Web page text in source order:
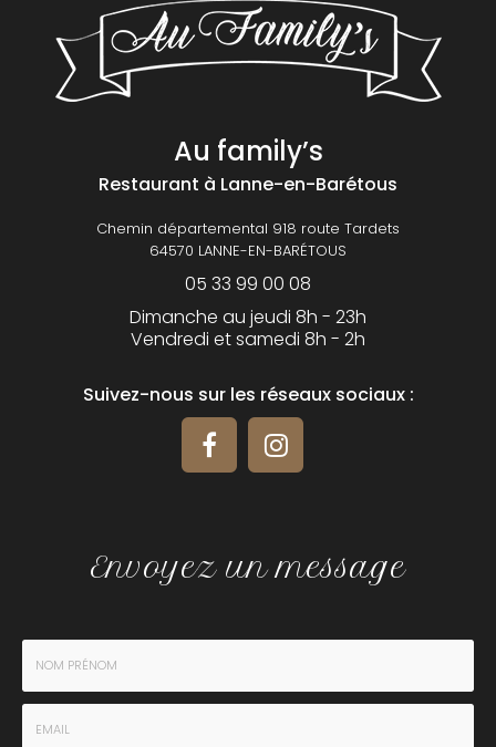
Au family’s
Restaurant à Lanne-en-Barétous
Chemin départemental 918 route Tardets
64570 LANNE-EN-BARÉTOUS
05 33 99 00 08
Dimanche au jeudi 8h - 23h
Vendredi et samedi 8h - 2h
Suivez-nous sur les réseaux sociaux :
Envoyez un message
Nom